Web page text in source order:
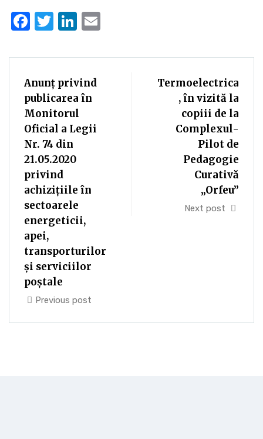
Facebook
TwitterLinkedIn
Anunț privind
publicarea în
Monitorul
Oficial a Legii
Nr. 74 din
21.05.2020
privind
achizițiile în
sectoarele
energeticii,
apei,
transporturilor
și serviciilor
poștale
Previous post
Termoelectrica
, în vizită la
copiii de la
Complexul-
Pilot de
Pedagogie
Curativă
„Orfeu”
Next post